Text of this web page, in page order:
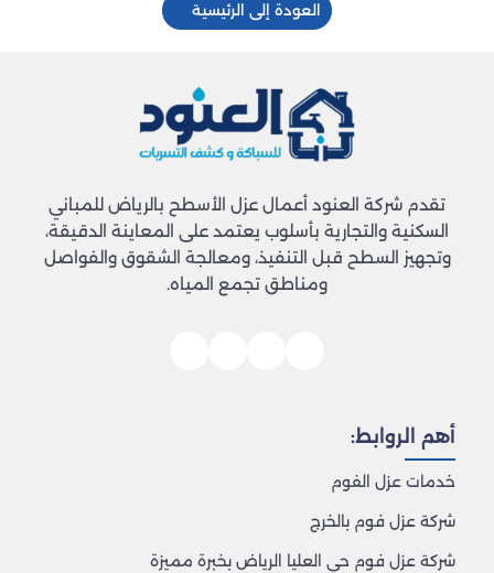
العودة إلى الرئيسية
تقدم شركة العنود أعمال عزل الأسطح بالرياض للمباني
السكنية والتجارية بأسلوب يعتمد على المعاينة الدقيقة،
وتجهيز السطح قبل التنفيذ، ومعالجة الشقوق والفواصل
ومناطق تجمع المياه.
أهم الروابط:
خدمات عزل الفوم
شركة عزل فوم بالخرج
شركة عزل فوم حي العليا الرياض بخبرة مميزة